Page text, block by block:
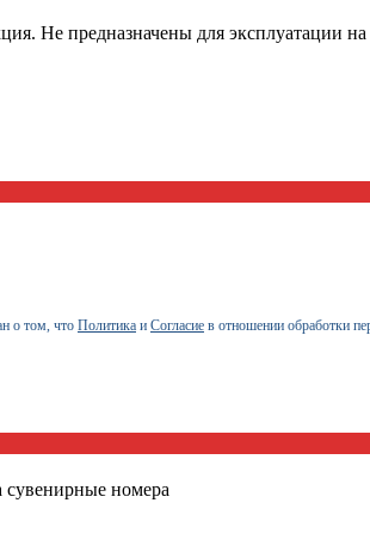
Не предназначены для эксплуатации на
о том, что Политика и Согласие в отношении обработки
сувенирные номера